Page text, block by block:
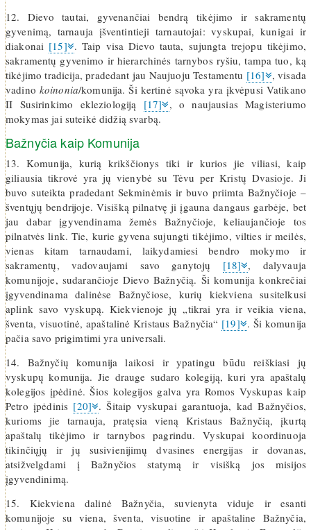
12. Dievo tautai, gyvenančiai bendrą tikėjimo ir sakramentų
gyvenimą, tarnauja įšventintieji tarnautojai: vyskupai, kunigai ir
diakonai [15] . Taip visa Dievo tauta, sujungta trejopu tikėjimo,
sakramentų gyvenimo ir hierarchinės tarnybos ryšiu, tampa tuo, ką
tikėjimo tradicija, pradedant jau Naujuoju Testamentu [16]
, visada
vadino koinonia/komunija. Ši kertinė sąvoka yra įkvėpusi Vatikano
II Susirinkimo ekleziologiją [17] , o naujausias Magisteriumo
mokymas jai suteikė didžią svarbą.
Bažnyčia kaip Komunija
13. Komunija, kurią krikščionys tiki ir kurios jie viliasi, kaip
giliausia tikrovė yra jų vienybė su Tėvu per Kristų Dvasioje. Ji
buvo suteikta pradedant Sekminėmis ir buvo priimta Bažnyčioje –
šventųjų bendrijoje. Visišką pilnatvę ji įgauna dangaus garbėje, bet
jau dabar įgyvendinama žemės Bažnyčioje, keliaujančioje tos
pilnatvės link. Tie, kurie gyvena sujungti tikėjimo, vilties ir meilės,
vienas kitam tarnaudami, laikydamiesi bendro mokymo ir
sakramentų, vadovaujami savo ganytojų [18] , dalyvauja
komunijoje, sudarančioje Dievo Bažnyčią. Ši komunija konkrečiai
įgyvendinama dalinėse Bažnyčiose, kurių kiekviena susitelkusi
aplink savo vyskupą. Kiekvienoje jų „tikrai yra ir veikia viena,
šventa, visuotinė, apaštalinė Kristaus Bažnyčia“ [19] . Ši komunija
pačia savo prigimtimi yra universali.
14. Bažnyčių komunija laikosi ir ypatingu būdu reiškiasi jų
vyskupų komunija. Jie drauge sudaro kolegiją, kuri yra apaštalų
kolegijos įpėdinė. Šios kolegijos galva yra Romos Vyskupas kaip
Petro įpėdinis [20] . Šitaip vyskupai garantuoja, kad Bažnyčios,
kurioms jie tarnauja, pratęsia vieną Kristaus Bažnyčią, įkurtą
apaštalų tikėjimo ir tarnybos pagrindu. Vyskupai koordinuoja
tikinčiųjų ir jų susivienijimų dvasines energijas ir dovanas,
atsižvelgdami į Bažnyčios statymą ir visišką jos misijos
įgyvendinimą.
15. Kiekviena dalinė Bažnyčia, suvienyta viduje ir esanti
komunijoje su viena, šventa, visuotine ir apaštaline Bažnyčia,